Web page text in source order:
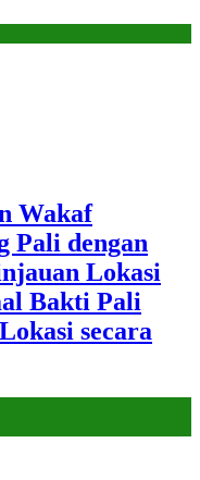
Wakaf
Pali dengan
Lokasi
Bakti Pali
secara